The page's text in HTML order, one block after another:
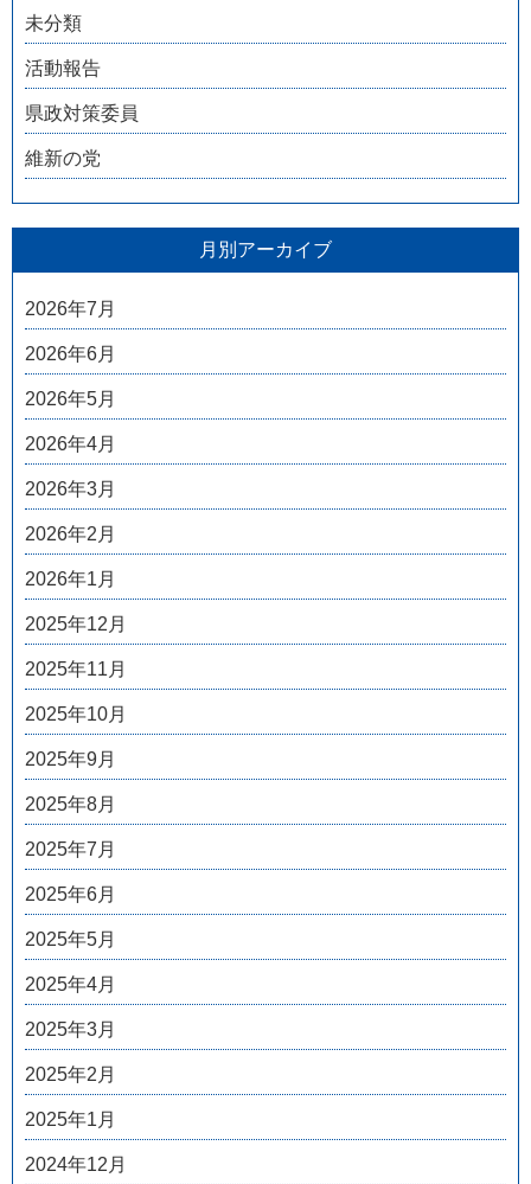
未分類
活動報告
県政対策委員
維新の党
月別アーカイブ
2026年7月
2026年6月
2026年5月
2026年4月
2026年3月
2026年2月
2026年1月
2025年12月
2025年11月
2025年10月
2025年9月
2025年8月
2025年7月
2025年6月
2025年5月
2025年4月
2025年3月
2025年2月
2025年1月
2024年12月